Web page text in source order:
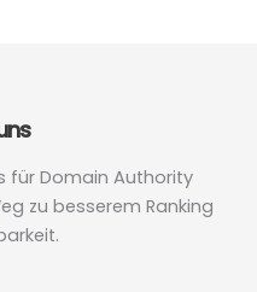
für Domain Authority
zu besserem Ranking